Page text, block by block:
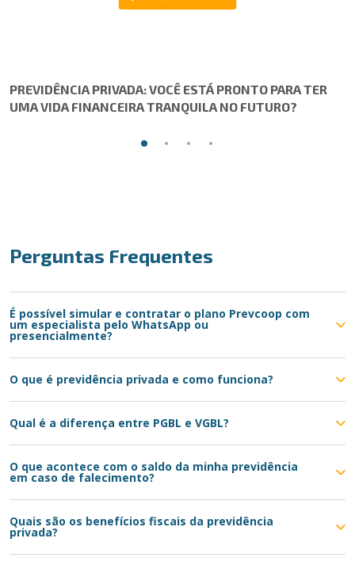
PREVIDÊNCIA PRIVADA: VOCÊ ESTÁ PRONTO PARA TER
UMA VIDA FINANCEIRA TRANQUILA NO FUTURO?
Perguntas Frequentes
É possível simular e contratar o plano Prevcoop com
um especialista pelo WhatsApp ou
presencialmente?
O que é previdência privada e como funciona?
Qual é a diferença entre PGBL e VGBL?
O que acontece com o saldo da minha previdência
em caso de falecimento?
Quais são os benefícios fiscais da previdência
privada?